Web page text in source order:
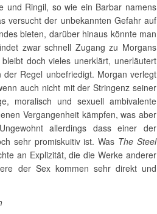
und Ringil, so wie ein Barbar namens
versucht der unbekannten Gefahr auf
bieten, darüber hinaus könnte man
zwar schnell Zugang zu Morgans
doch vieles unerklärt, unerläutert
Regel unbefriedigt. Morgan verlegt
auch nicht mit der Stringenz seiner
moralisch und sexuell ambivalente
Vergangenheit kämpfen, was aber
allerdings dass einer der
sehr promiskuitiv ist. Was The Steel
an Explizität, die die Werke anderer
der Sex kommen sehr direkt und